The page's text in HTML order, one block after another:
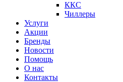
ККС
Чиллеры
Услуги
Акции
Бренды
Новости
Помощь
О нас
Контакты